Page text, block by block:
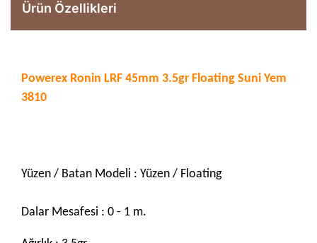
Ürün Özellikleri
Powerex Ronin LRF 45mm 3.5gr Floating Suni Yem
3810
Yüzen / Batan Modeli : Yüzen / Floating
Dalar Mesafesi : 0 - 1 m.